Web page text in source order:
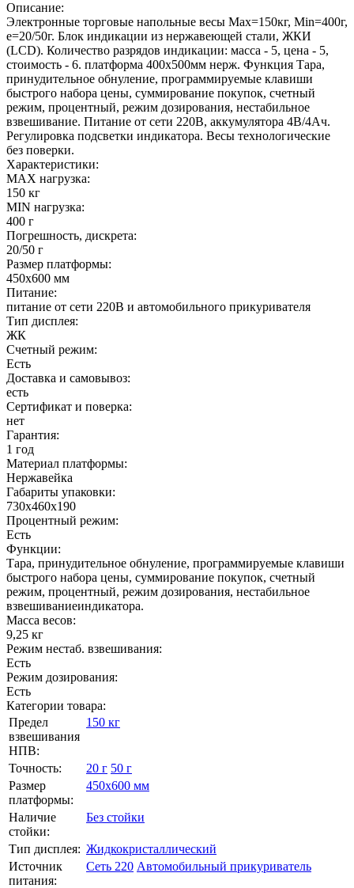
Описание:
Электронные торговые напольные весы Мах=150кг, Min=400г,
e=20/50г. Блок индикации из нержавеющей стали, ЖКИ
(LCD). Количество разрядов индикации: масса - 5, цена - 5,
стоимость - 6. платформа 400х500мм нерж. Функция Тара,
принудительное обнуление, программируемые клавиши
быстрого набора цены, суммирование покупок, счетный
режим, процентный, режим дозирования, нестабильное
взвешивание. Питание от сети 220В, аккумулятора 4В/4Ач.
Регулировка подсветки индикатора. Весы технологические
без поверки.
Характеристики:
MAX нагрузка:
150 кг
MIN нагрузка:
400 г
Погрешность, дискрета:
20/50 г
Размер платформы:
450х600 мм
Питание:
питание от сети 220В и автомобильного прикуривателя
Тип дисплея:
ЖК
Счетный режим:
Есть
Доставка и самовывоз:
есть
Сертификат и поверка:
нет
Гарантия:
1 год
Материал платформы:
Нержавейка
Габариты упаковки:
730х460х190
Процентный режим:
Есть
Функции:
Тара, принудительное обнуление, программируемые клавиши
быстрого набора цены, суммирование покупок, счетный
режим, процентный, режим дозирования, нестабильное
взвешиваниеиндикатора.
Масса весов:
9,25 кг
Режим нестаб. взвешивания:
Есть
Режим дозирования:
Есть
Категории товара:
Предел
взвешивания
НПВ:
150 кг
Точность: 20 г 50 г
Размер
платформы:
450х600 мм
Наличие
стойки:
Без стойки
Тип дисплея: Жидкокристаллический
Источник
питания:
Сеть 220 Автомобильный прикуриватель